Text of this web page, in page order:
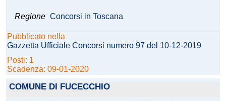
Regione Concorsi in Toscana
Pubblicato nella
Gazzetta Ufficiale Concorsi numero 97 del 10-12-2019
Posti: 1
Scadenza: 09-01-2020
COMUNE DI FUCECCHIO